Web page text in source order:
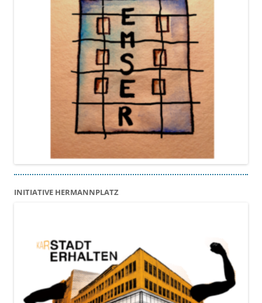
INITIATIVE HERMANNPLATZ